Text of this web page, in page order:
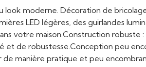
moderne. Décoration de
LED légères, des guirlandes
votre maison.Construction robuste :
et de robustesse.Conception peu
manière pratique et peu